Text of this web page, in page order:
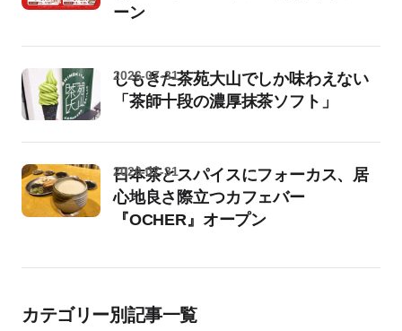
ーン
しもきた茶苑大山でしか味わえない
「茶師十段の濃厚抹茶ソフト」
2026-07-31
日本茶とスパイスにフォーカス、居
心地良さ際立つカフェバー
『OCHER』オープン
2026-07-31
カテゴリー別記事一覧